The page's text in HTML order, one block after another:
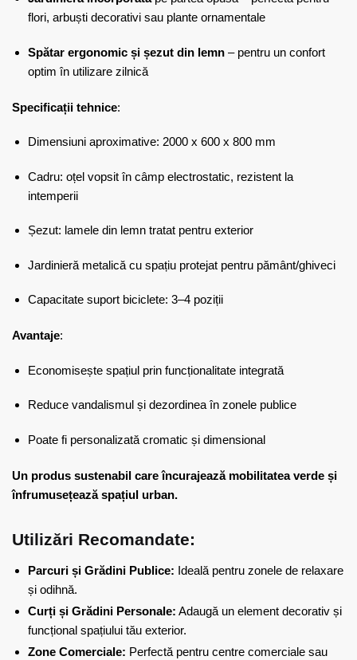
flori, arbuști decorativi sau plante ornamentale
Spătar ergonomic și șezut din lemn – pentru un confort
optim în utilizare zilnică
Specificații tehnice:
Dimensiuni aproximative: 2000 x 600 x 800 mm
Cadru: oțel vopsit în câmp electrostatic, rezistent la
intemperii
Șezut: lamele din lemn tratat pentru exterior
Jardinieră metalică cu spațiu protejat pentru pământ/ghiveci
Capacitate suport biciclete: 3–4 poziții
Avantaje:
Economisește spațiul prin funcționalitate integrată
Reduce vandalismul și dezordinea în zonele publice
Poate fi personalizată cromatic și dimensional
Un produs sustenabil care încurajează mobilitatea verde și
înfrumusețează spațiul urban.
Utilizări Recomandate:
Parcuri și Grădini Publice: Ideală pentru zonele de relaxare
și odihnă.
Curți și Grădini Personale: Adaugă un element decorativ și
funcțional spațiului tău exterior.
Zone Comerciale: Perfectă pentru centre comerciale sau